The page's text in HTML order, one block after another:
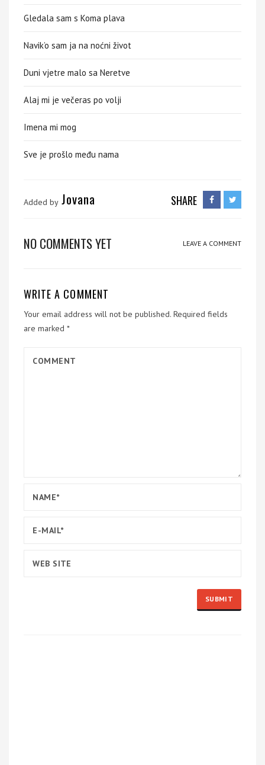
Gledala sam s Koma plava
Navik’o sam ja na noćni život
Duni vjetre malo sa Neretve
Alaj mi je večeras po volji
Imena mi mog
Sve je prošlo među nama
Added by Jovana SHARE
NO COMMENTS YET LEAVE A COMMENT
WRITE A COMMENT
Your email address will not be published. Required fields
are marked *